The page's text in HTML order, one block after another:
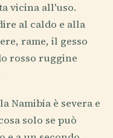
vicina all'uso.
al caldo e alla
rame, il gesso
rosso ruggine
Namibia è severa e
solo se può